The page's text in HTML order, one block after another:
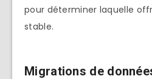
pour déterminer laquelle
stable.
Migrations de